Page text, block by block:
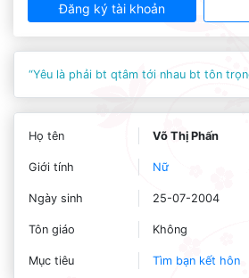
Đăng ký tài khoản
“Yêu là phải bt qtâm tới nhau bt tôn
Họ tên Võ Thị Phấn
Giới tính Nữ
Ngày sinh 25-07-2004
Tôn giáo Không
Mục tiêu Tìm bạn kết hôn